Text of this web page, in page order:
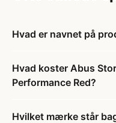
Hvad er navnet på
Hvad koster Abus
Performance Red?
Hvilket mærke står